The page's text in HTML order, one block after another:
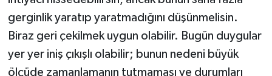
gerginlik yaratıp yaratmadığını düşünmelisin.
Biraz geri çekilmek uygun olabilir. Bugün duygular
yer yer iniş çıkışlı olabilir; bunun nedeni büyük
ölçüde zamanlamanın tutmaması ve durumları